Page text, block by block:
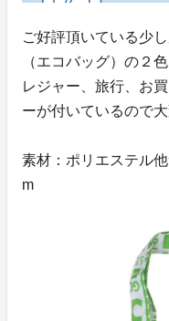
ご好評頂いている少
（エコバッグ）の２
レジャー、旅行、お
ーが付いているので大
素材：ポリエステル
m